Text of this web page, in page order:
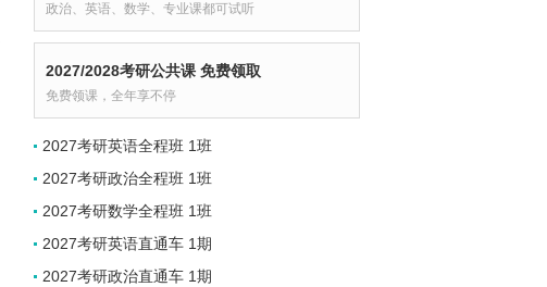
政治、英语、数学、专业课都可试听
2027/2028考研公共课 免费领取
免费领课，全年享不停
2027考研英语全程班 1班
2027考研政治全程班 1班
2027考研数学全程班 1班
2027考研英语直通车 1期
2027考研政治直通车 1期